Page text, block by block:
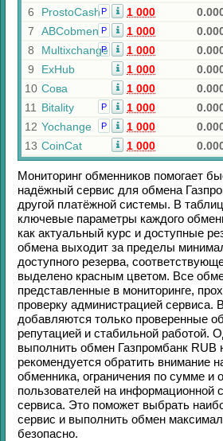
6
ProstoCashР 1 000
7
ABCobmen Р 1 000
8
Multixchange
Р 1 000
9
ExHub 1 000
10 Сова 1 000
11
Bitality Р 1 000
12 Yochange Р 1 000
13 CoinCat 1 000
Мониторинг обменников помогает
надёжный сервис для обмена
другой платёжной системы. В
ключевые параметры каждого
как актуальный курс и доступные
обмена выходит за пределы
доступного резерва,
выделено красным цветом. Все
представленные в мониторинге,
проверку администрацией сервиса.
добавляются только проверенные
репутацией и стабильной работой.
выполнить обмен Газпромбанк RUB
рекомендуется обратить внимание
обменника, ограничения по сумме и
пользователей на информационной
сервиса. Это поможет выбрать
сервис и выполнить обмен
безопасно.